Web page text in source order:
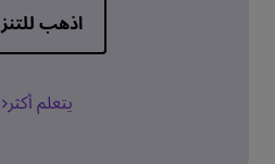
اذهب
يتعلم أكثر